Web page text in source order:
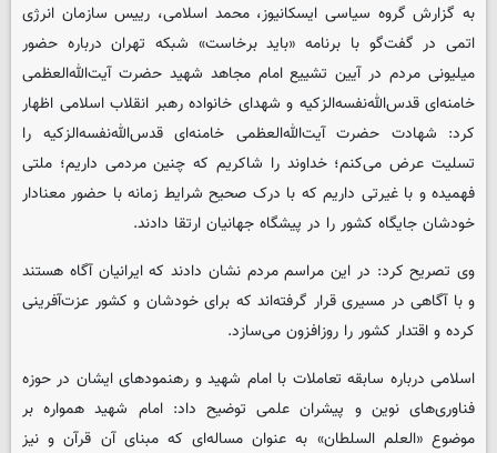
به گزارش گروه سیاسی ایسکانیوز، محمد اسلامی، رییس سازمان انرژی
اتمی در گفت‌گو با برنامه «باید برخاست» شبکه تهران درباره حضور
میلیونی مردم در آیین تشییع امام مجاهد شهید حضرت آیت‌الله‌العظمی
خامنه‌ای قدس‌الله‌نفسه‌الزکیه و شهدای خانواده‌ رهبر انقلاب اسلامی اظهار
کرد: شهادت حضرت آیت‌الله‌العظمی خامنه‌ای قدس‌الله‌نفسه‌الزکیه را
تسلیت عرض می‌کنم؛ خداوند را شاکریم که چنین مردمی داریم؛ ملتی
فهمیده و با غیرتی داریم که با درک صحیح شرایط زمانه با حضور معنادار
خودشان جایگاه کشور را در پیشگاه جهانیان ارتقا دادند.
وی تصریح کرد: در این مراسم مردم نشان دادند که ایرانیان آگاه هستند
و با آگاهی در مسیری قرار گرفته‌اند که برای خودشان و کشور عزت‌آفرینی
کرده و اقتدار کشور را روزافزون می‌سازد.
اسلامی درباره سابقه تعاملات با امام شهید و رهنمودهای ایشان در حوزه
فناوری‌های نوین و پیشران علمی توضیح داد: امام شهید همواره بر
موضوع «العلم السلطان» به عنوان مساله‌ای که مبنای آن قرآن و نیز